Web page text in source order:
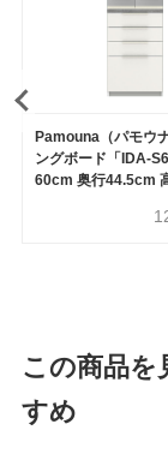
Pamouna（パモウ
ングボード「IDA-
60cm 奥行44.5cm
この商品を
すめ